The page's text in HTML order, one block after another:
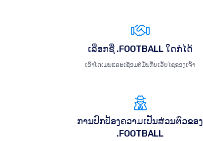
ເລືອກຊື່ .FOOTBALL ໃດກໍໄດ້
ເອົາໂດເມນແລະເຊື່ອມຕໍ່ມັນກັບເວັບໄຊຂອງເຈົ້າ
ການປົກປ້ອງຄວາມເປັນສ່ວນຕົວຂອງ
.FOOTBALL